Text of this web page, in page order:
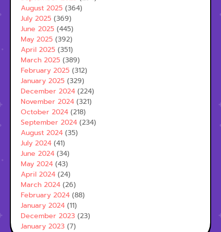
August 2025 (364)
July 2025 (369)
June 2025 (445)
May 2025 (392)
April 2025 (351)
March 2025 (389)
February 2025 (312)
January 2025 (329)
December 2024 (224)
November 2024 (321)
October 2024 (218)
September 2024 (234)
August 2024 (35)
July 2024 (41)
June 2024 (34)
May 2024 (43)
April 2024 (24)
March 2024 (26)
February 2024 (88)
January 2024 (11)
December 2023 (23)
January 2023 (7)